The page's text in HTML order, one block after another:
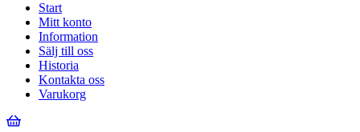
Start
Mitt konto
Information
Sälj till oss
Historia
Kontakta oss
Varukorg